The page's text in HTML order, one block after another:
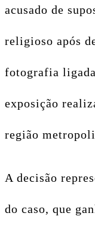
acusado de
religioso após
fotografia
exposição
região
A decisão
do caso, que